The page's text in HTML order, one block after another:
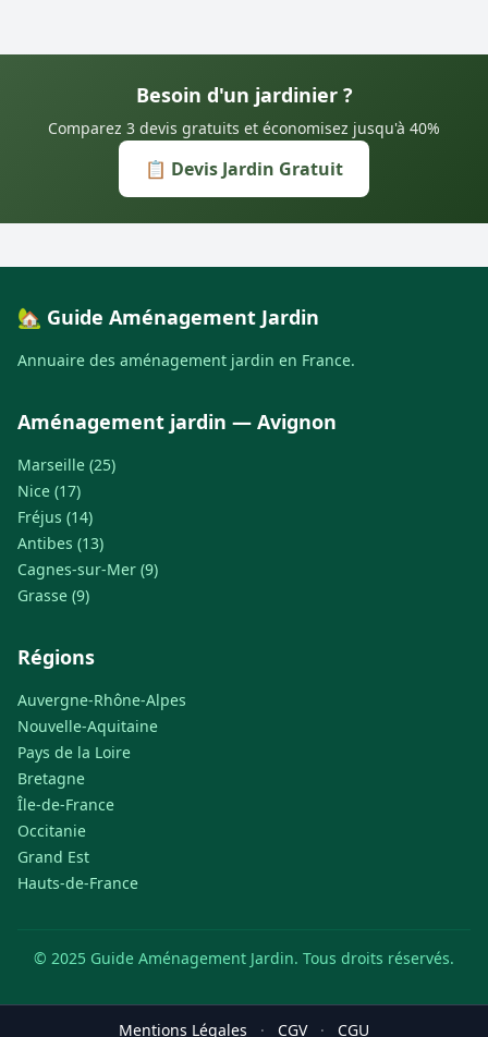
Besoin d'un jardinier ?
Comparez 3 devis gratuits et économisez jusqu'à 40%
📋 Devis Jardin Gratuit
🏡 Guide Aménagement Jardin
Annuaire des aménagement jardin en France.
Aménagement jardin — Avignon
Marseille (25)
Nice (17)
Fréjus (14)
Antibes (13)
Cagnes-sur-Mer (9)
Grasse (9)
Régions
Auvergne-Rhône-Alpes
Nouvelle-Aquitaine
Pays de la Loire
Bretagne
Île-de-France
Occitanie
Grand Est
Hauts-de-France
© 2025 Guide Aménagement Jardin. Tous droits réservés.
Mentions Légales · CGV · CGU